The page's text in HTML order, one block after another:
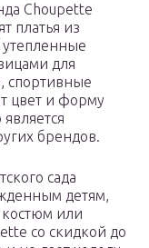
Choupette
платья из
утепленные
для
спортивные
цвет и форму
брендов.
сада
детям,
костюм или
со скидкой до